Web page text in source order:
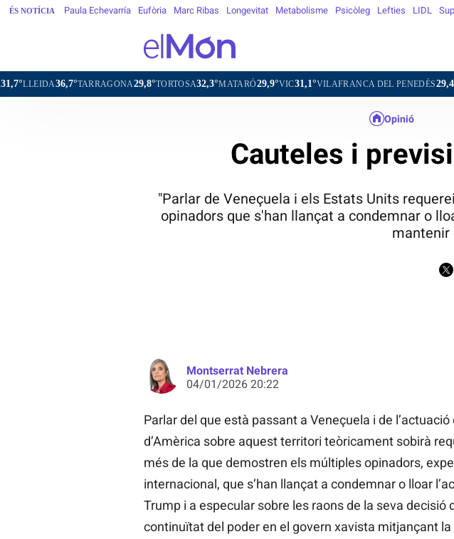
ÉS NOTÍCIA Paula Echevarría Eufòria Marc Ribas Longevitat Metabolisme Psicòleg Lefties LIDL
36,7°TARRAGONA29,8°TORTOSA32,3°MATARÓ29,9°VIC31,1°VILAFRANCA DEL PENEDÈS29,4°
Opinió
Cauteles i
"Parlar de Veneçuela i els Estats Units
opinadors que s'han llançat a condemnar o
mantenir
Montserrat Nebrera
04/01/2026 20:22
Parlar del que està passant a Veneçuela i de
d’Amèrica sobre aquest territori teòricament sobirà
més de la que demostren els múltiples opinadors,
internacional, que s’han llançat a condemnar o lloar
Trump i a especular sobre les raons de la seva decisió
continuïtat del poder en el govern xavista mitjançant